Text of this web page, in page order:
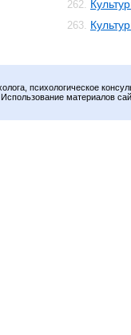
262.
263.
психологическое
Использование материалов